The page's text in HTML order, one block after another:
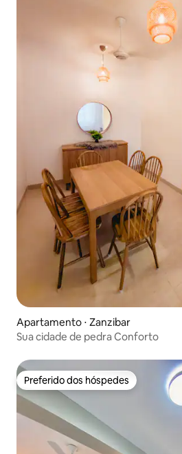
Apartamento ⋅ Zanzibar
Sua cidade de pedra Conforto
Preferido dos hóspedes
Preferido dos hóspedes